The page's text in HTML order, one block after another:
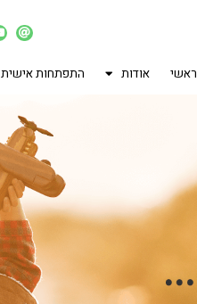
ראשי אודות התפתחות אישית